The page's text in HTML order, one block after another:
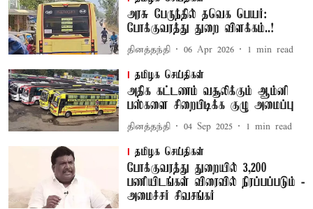
அரசு பேருந்தில் தவெக பெயர்:
போக்குவரத்து துறை விளக்கம்..!
தினத்தந்தி 06 Apr 2026 1 min read
தமிழக செய்திகள்
அதிக கட்டணம் வசூலிக்கும் ஆம்னி
பஸ்களை சிறைபிடிக்க குழு அமைப்பு
தினத்தந்தி 04 Sep 2025 1 min read
தமிழக செய்திகள்
போக்குவரத்து துறையில் 3,200
பணியிடங்கள் விரைவில் நிரப்பப்படும் -
அமைச்சர் சிவசங்கர்